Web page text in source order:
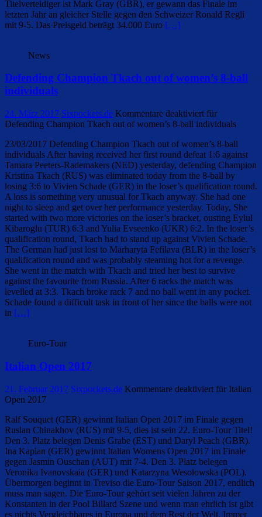
Titelverteidiger ist Mark Gray (GBR), er gewann das Finale im
letzten Jahr an gleicher Stelle gegen den Schweizer Ronald Regli
mit 9-5. Das Preisgeld beträgt 34.000 Euro […]
News
Defending Champion Tkach out of women’s 8-ball
individuals
24. März 2017 Sixpockets.de Kommentare deaktiviert für
Defending Champion Tkach out of women’s 8-ball individuals
23/03/2017 Defending Champion Tkach out of women’s 8-ball
individuals After having received her first round defeat 1:6 against
Tamara Peeters-Rademakers (NED) yesterday, defending Champion
Kristina Tkach (RUS) was eliminated today from the 8-ball by
losing 3:6 to Vivien Schade (GER) in the loser’s qualification round.
A loss is something very unusual for Tkach anyway. She had one
night to sleep and get over her performance yesterday. Today, She
started with two more victories on the loser’s bracket, ousting Eylul
Kibaroglu (TUR) 6:3 and Yulia Evseenko (UKR) 6:2. In the loser’s
qualification round, Tkach had to stand up against Vivien Schade.
The German had just lost to Marharyta Fefilava (BLR) in the loser’s
qualification round and was probably steaming hot for a revenge.
She went in the match with Tkach and tried her best to survive
against the favourite from Russia. After 6 racks the match was
levelled at 3:3. Tkach broke rack 7 and no ball went in any pocket.
Schade found a difficult task in front of her since the balls were not
in […]
Euro-Tour
Italian Open 2017
21. Februar 2017 Sixpockets.de Kommentare deaktiviert für Italian
Open 2017
Ralf Souquet (GER) gewinnt Italian Open 2017 im Finale gegen
Ruslan Chinakhov (RUS) mit 9-5, dies ist sein 22. Euro-Tour Titel!
Den 3. Platz belegen Denis Grabe (EST) und Daryl Peach (GBR).
Ina Kaplan (GER) gewinnt Italian Womens Open 2017 im Finale
gegen Jasmin Ouschan (AUT) mit 7-4. Den 3. Platz belegen
Veronika Ivanovskaia (GER) und Katarzyna Wesolowska (POL).
Übermorgen beginnt in Treviso die Euro-Tour Saison 2017, endlich
muss man sagen. Die Euro-Tour gehört seit vielen Jahren zu der
Konstanten in der Pool Billard Szene und wenn man ehrlich ist gibt
es nichts Vergleichbares in Europa und dem Rest der Welt. Immer